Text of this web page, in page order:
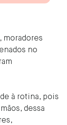
, moradores
no
à rotina, pois
dessa